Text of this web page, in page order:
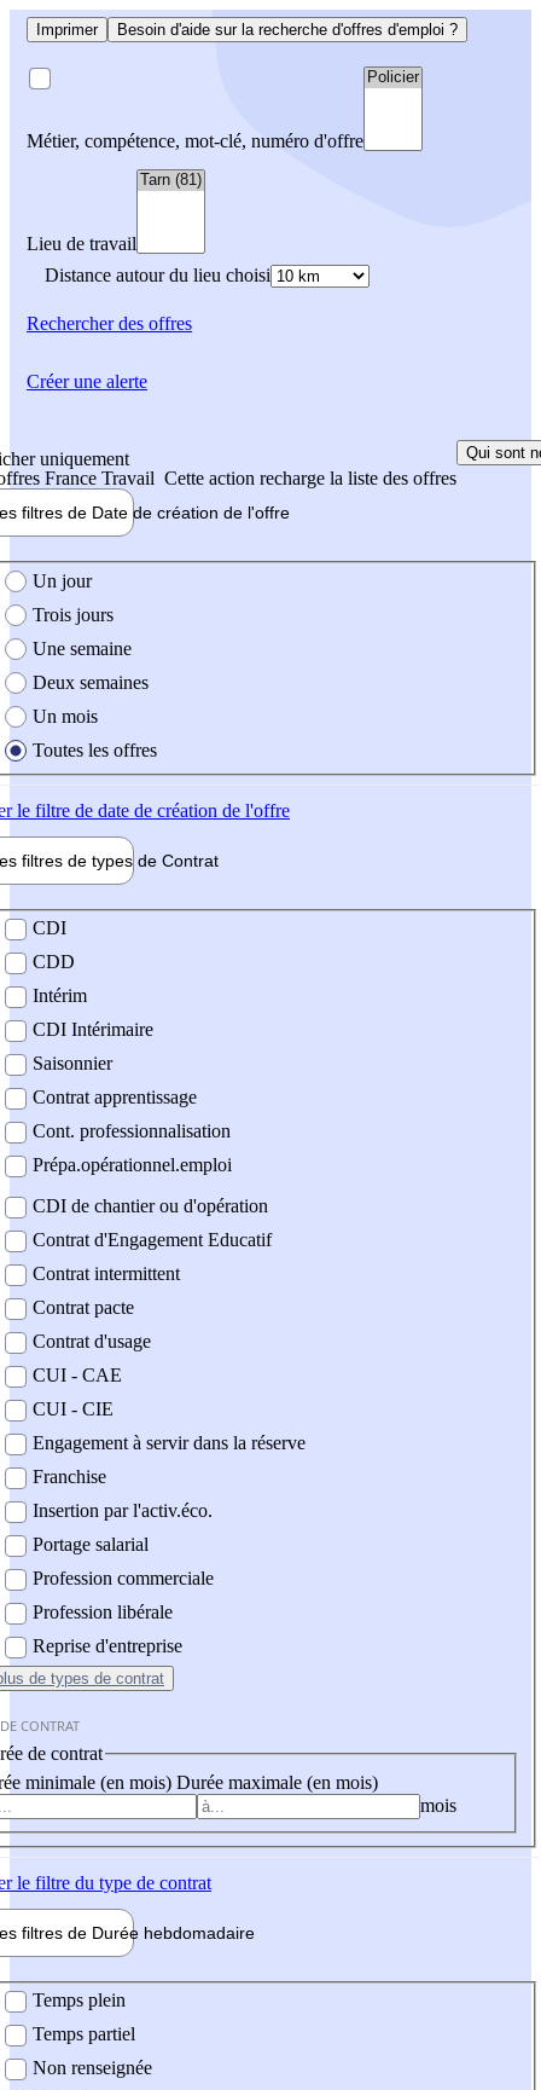
Imprimer Besoin d'aide sur la recherche d'offres d'emploi ?
Métier, compétence, mot-clé, numéro d'offre
Lieu de travail
Distance autour du lieu choisi
Rechercherdes offres
uniquement
France Travail Cette action recharge la liste des offres
Qui sont
filtres de Date de création de l'offre
création de l'offre
Un jour
Trois jours
Une semaine
Deux semaines
Un mois
Toutes les offres
le filtre de date de création de l'offre
filtres de types de Contrat
contrat
CDI
CDD
Intérim
CDI Intérimaire
Saisonnier
Contrat apprentissage
Cont. professionnalisation
Prépa.opérationnel.emploi
CDI de chantier ou d'opération
Contrat d'Engagement Educatif
Contrat intermittent
Contrat pacte
Contrat d'usage
CUI - CAE
CUI - CIE
Engagement à servir dans la réserve
Franchise
Insertion par l'activ.éco.
Portage salarial
Profession commerciale
Profession libérale
Reprise d'entreprise
de types de contrat
CONTRAT
de contrat
minimale (en mois) Durée maximale (en mois)
mois
le filtre du type de contrat
filtres de Durée hebdomadaire
Temps plein
Temps partiel
Non renseignée
Créer une alerte